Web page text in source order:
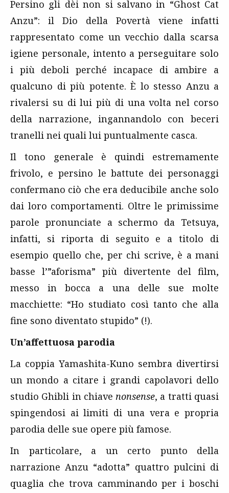
Persino gli dèi non si salvano in “Ghost Cat
Anzu”: il Dio della Povertà viene infatti
rappresentato come un vecchio dalla scarsa
igiene personale, intento a perseguitare solo
i più deboli perché incapace di ambire a
qualcuno di più potente. È lo stesso Anzu a
rivalersi su di lui più di una volta nel corso
della narrazione, ingannandolo con beceri
tranelli nei quali lui puntualmente casca.
Il tono generale è quindi estremamente
frivolo, e persino le battute dei personaggi
confermano ciò che era deducibile anche solo
dai loro comportamenti. Oltre le primissime
parole pronunciate a schermo da Tetsuya,
infatti, si riporta di seguito e a titolo di
esempio quello che, per chi scrive, è a mani
basse l’”aforisma” più divertente del film,
messo in bocca a una delle sue molte
macchiette: “Ho studiato così tanto che alla
fine sono diventato stupido” (!).
Un’affettuosa parodia
La coppia Yamashita-Kuno sembra divertirsi
un mondo a citare i grandi capolavori dello
studio Ghibli in chiavenonsense, a tratti quasi
spingendosi ai limiti di una vera e propria
parodia delle sue opere più famose.
In particolare, a un certo punto della
narrazione Anzu “adotta” quattro pulcini di
quaglia che trova camminando per i boschi